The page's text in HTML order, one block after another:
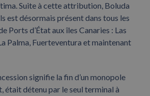
Suite à cette attribution, Boluda
est désormais présent dans tous les
Ports d’État aux îles Canaries : Las
Palma, Fuerteventura et maintenant
signifie la fin d’un monopole
était détenu par le seul terminal à